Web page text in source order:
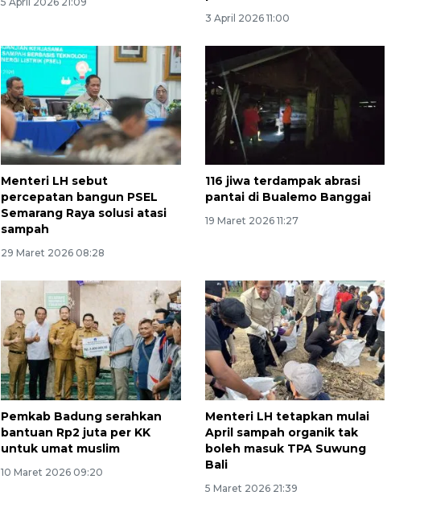
3 April 2026 11:00
Menteri LH sebut
percepatan bangun PSEL
Semarang Raya solusi atasi
sampah
29 Maret 2026 08:28
116 jiwa terdampak abrasi
pantai di Bualemo Banggai
19 Maret 2026 11:27
Pemkab Badung serahkan
bantuan Rp2 juta per KK
untuk umat muslim
10 Maret 2026 09:20
Menteri LH tetapkan mulai
April sampah organik tak
boleh masuk TPA Suwung
Bali
5 Maret 2026 21:39
Memberantas kejahatan
jalanan Jakarta
2026-08-05 18:00:00